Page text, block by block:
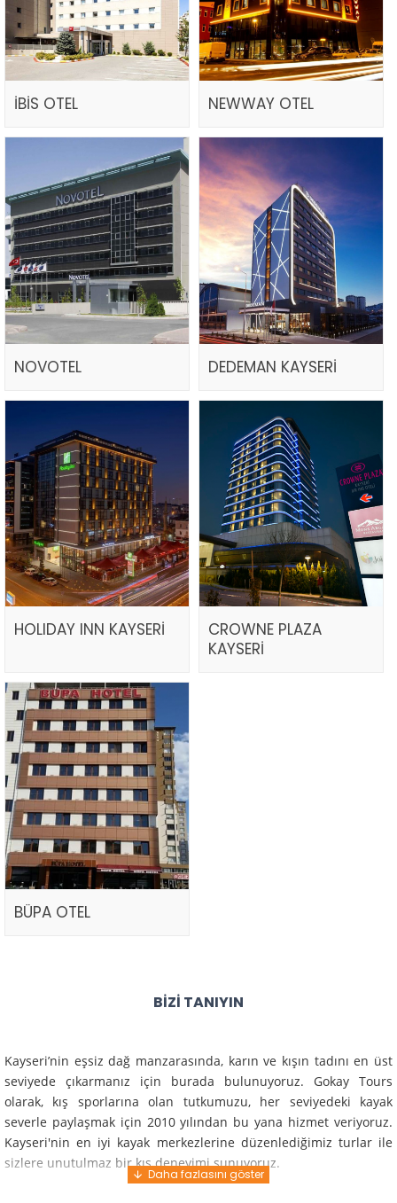
İBİS OTEL NEWWAY OTEL
NOVOTEL DEDEMAN KAYSERİ
HOLIDAY INN KAYSERİ
CROWNE PLAZA
KAYSERİ
BÜPA OTEL
BIZI TANIYIN
Kayseri’nin eşsiz dağ manzarasında, karın ve kışın tadını en üst
seviyede çıkarmanız için burada bulunuyoruz. Gokay Tours
olarak, kış sporlarına olan tutkumuzu, her seviyedeki kayak
severle paylaşmak için 2010 yılından bu yana hizmet veriyoruz.
Kayseri'nin en iyi kayak merkezlerine düzenlediğimiz turlar ile
sizlere unutulmaz bir kış deneyimi sunuyoruz.